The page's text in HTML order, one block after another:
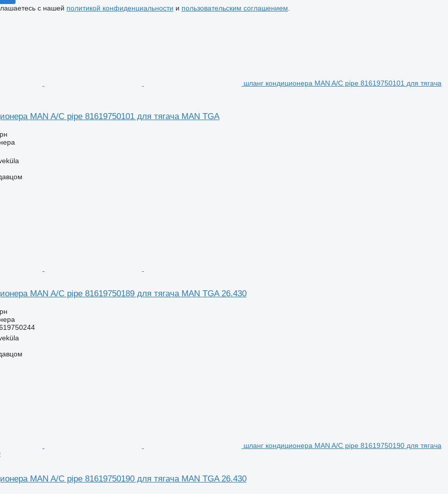
с нашей политикой конфиденциальности и пользовательским соглашением
шланг кондиционера MAN A/C pipe 81619750101 для тягача
MAN A/C pipe 81619750101 для тягача MAN TGA
MAN A/C pipe 81619750189 для тягача MAN TGA 26.430
шланг кондиционера MAN A/C pipe 81619750190 для тягача
MAN A/C pipe 81619750190 для тягача MAN TGA 26.430